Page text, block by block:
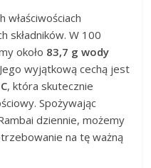
składników. W 100
około 83,7 g wody
wyjątkową cechą jest
, która skutecznie
Spożywając
dziennie, możemy
na tę ważną